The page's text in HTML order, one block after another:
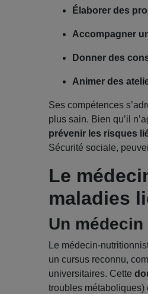
Élaborer des
Accompagner
Donner des
Animer des
Ses compétences
plus sain. Bien qu’il
prévenir les risques
Sécurité sociale,
Le
maladies
Un
Le médecin-
un cursus reconnu,
universitaires. Cette
troubles métaboliques)